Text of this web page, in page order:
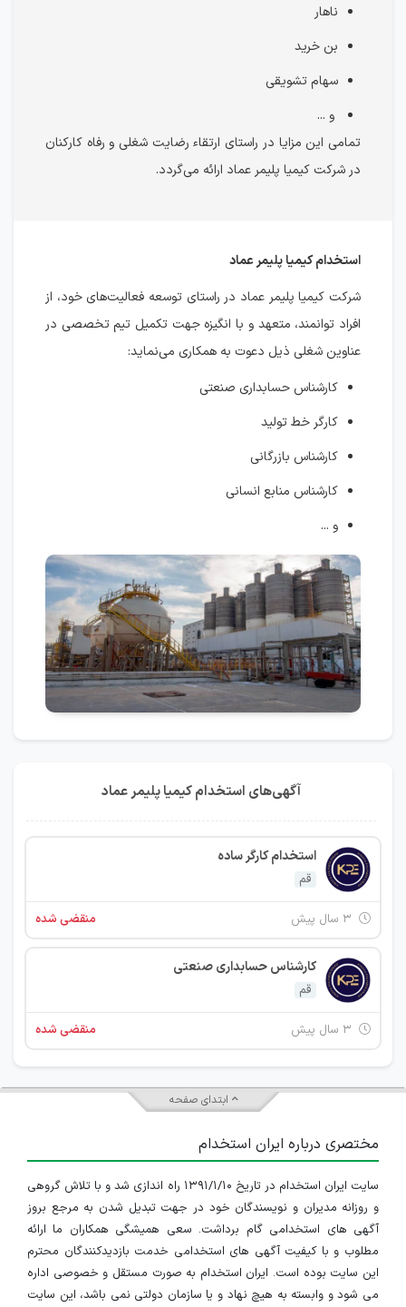
ناهار
بن خرید
سهام تشویقی
و ...
تمامی این مزایا در راستای ارتقاء رضایت شغلی و رفاه کارکنان
در شرکت کیمیا پلیمر عماد ارائه می‌گردد.
استخدام کیمیا پلیمر عماد
شرکت کیمیا پلیمر عماد در راستای توسعه فعالیت‌های خود، از
افراد توانمند، متعهد و با انگیزه جهت تکمیل تیم تخصصی در
عناوین شغلی ذیل دعوت به همکاری می‌نماید:
کارشناس حسابداری صنعتی
کارگر خط تولید
کارشناس بازرگانی
کارشناس منابع انسانی
و ...
آگهی‌های استخدام کیمیا پلیمر عماد
استخدام کارگر ساده
قم
منقضی شده
کارشناس حسابداری صنعتی
قم
منقضی شده
ابتدای صفحه
مختصری درباره ایران استخدام
سایت ایران استخدام در تاریخ ۱۳۹۱/۱/۱۰ راه اندازی شد و با تلاش گروهی
و روزانه مدیران و نویسندگان خود در جهت تبدیل شدن به مرجع بروز
آگهی های استخدامی گام برداشت. سعی همیشگی همکاران ما ارائه
مطلوب و با کیفیت آگهی های استخدامی خدمت بازدیدکنندگان محترم
این سایت بوده است. ایران استخدام به صورت مستقل و خصوصی اداره
می شود و وابسته به هیچ نهاد و یا سازمان دولتی نمی باشد، این سایت